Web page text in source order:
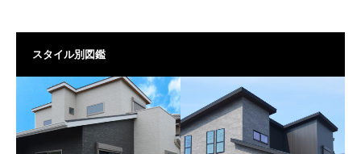
スタイル別図鑑